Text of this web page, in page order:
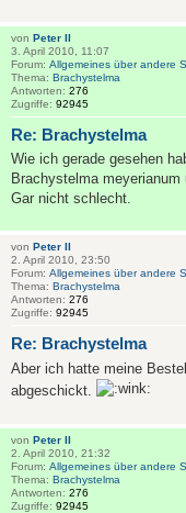
von Peter II
3. April 2010, 11:07
Forum: Allgemeines über andere
Thema: Brachystelma
Antworten: 276
Zugriffe: 92945
Re: Brachystelma
Wie ich gerade gesehen
Brachystelma
Gar nicht schlecht.
von Peter II
2. April 2010, 23:50
Forum: Allgemeines über andere
Thema: Brachystelma
Antworten: 276
Zugriffe: 92945
Re: Brachystelma
Aber ich hatte meine
abgeschickt.
von Peter II
2. April 2010, 21:32
Forum: Allgemeines über andere
Thema: Brachystelma
Antworten: 276
Zugriffe: 92945